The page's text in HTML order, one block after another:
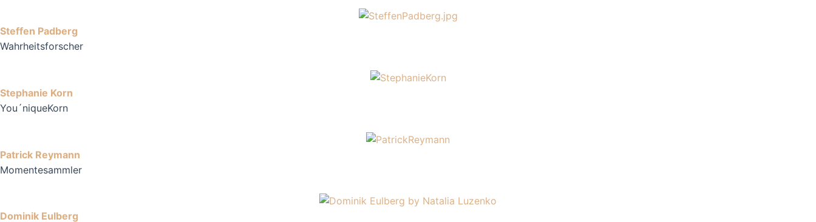
Steffen Padberg
Wahrheitsforscher
Stephanie Korn
You´niqueKorn
Patrick Reymann
Momentesammler
Dominik Eulberg